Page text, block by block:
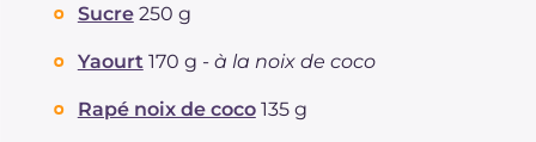
Sucre 250 g
Yaourt 170 g - à la noix de coco
Rapé noix de coco 135 g